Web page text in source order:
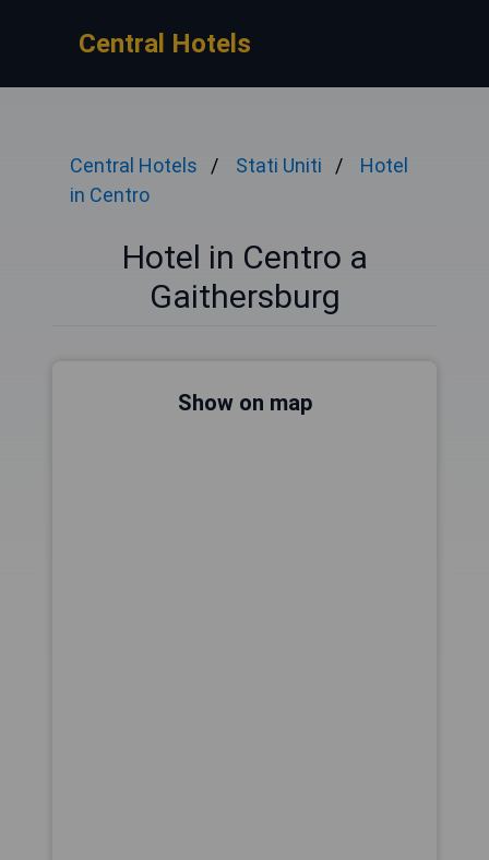
Central Hotels
Central Hotels Stati Uniti
Hotel
in Centro
Hotel in Centro a
Gaithersburg
Show on map